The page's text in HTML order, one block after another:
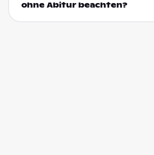
ohne Abitur beachten?